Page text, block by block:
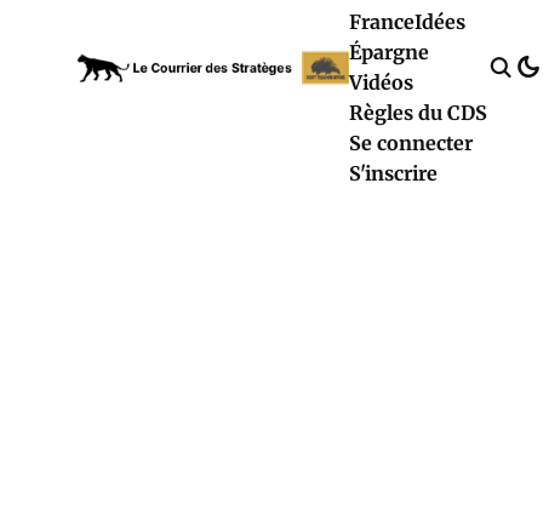
FranceIdées
Épargne
Vidéos
Règles du CDS
Se connecter
S'inscrire